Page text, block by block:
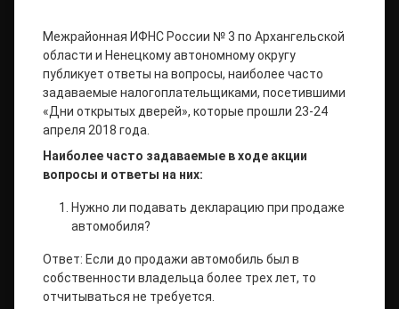
Межрайонная ИФНС России № 3 по Архангельской
области и Ненецкому автономному округу
публикует ответы на вопросы, наиболее часто
задаваемые налогоплательщиками, посетившими
«Дни открытых дверей», которые прошли 23-24
апреля 2018 года.
Наиболее часто задаваемые в ходе акции
вопросы и ответы на них:
Нужно ли подавать декларацию при продаже
автомобиля?
Ответ: Если до продажи автомобиль был в
собственности владельца более трех лет, то
отчитываться не требуется.